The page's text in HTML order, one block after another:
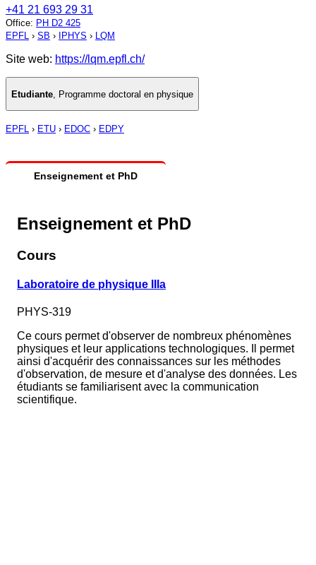
+41 21 693 29 31
Office: PH D2 425
EPFL › SB › IPHYS › LQM
Site web: https://lqm.epfl.ch/
Etudiante Programme doctoral en physique
EPFL › ETU › EDOC › EDPY
Enseignement et PhD
Enseignement et PhD
Cours
Laboratoire de physique IIIa
PHYS-319
Ce cours permet d'observer de nombreux phénomènes
physiques et leur applications technologiques. Il permet
ainsi d'acquérir des connaissances sur les méthodes
d'observation, de mesure et d'analyse des données. Les
étudiants se familiarisent avec la communication
scientifique.